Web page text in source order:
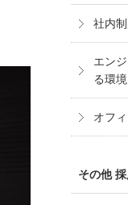
社内
エン
る環境
オフ
その他